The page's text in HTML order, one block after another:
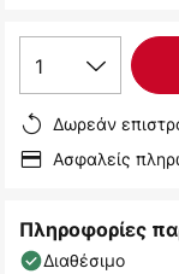
1
Δωρεάν
Ασφαλείς
Πληροφορίες
Διαθέσιμο